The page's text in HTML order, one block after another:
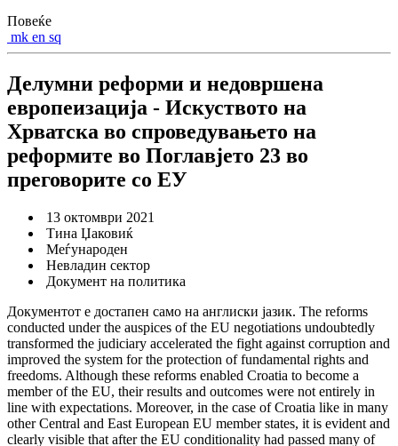
Повеќе
mk en sq
Делумни реформи и недовршена
европеизација - Искуството на
Хрватска во спроведувањето на
реформите во Поглавјето 23 во
преговорите со ЕУ
13 октомври 2021
Тина Џаковиќ
Mеѓународен
Невладин сектор
Документ на политика
Документот е достапен само на англиски јазик. The reforms
conducted under the auspices of the EU negotiations undoubtedly
transformed the judiciary accelerated the fight against corruption and
improved the system for the protection of fundamental rights and
freedoms. Although these reforms enabled Croatia to become a
member of the EU, their results and outcomes were not entirely in
line with expectations. Moreover, in the case of Croatia like in many
other Central and East European EU member states, it is evident and
clearly visible that after the EU conditionality had passed many of